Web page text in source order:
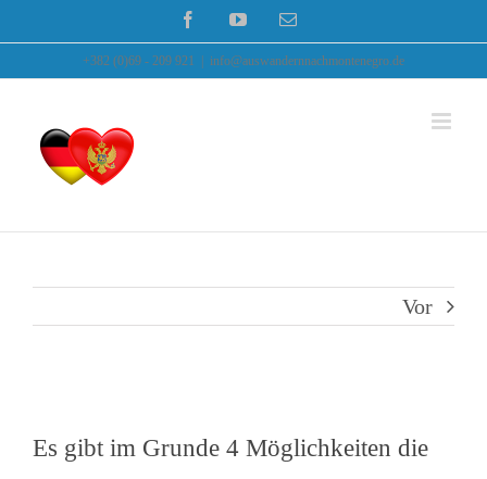
FacebookYouTubeE-
+382 (0)69 - 209 921 info@auswandernnachmontenegro.de
Vor
Es gibt im Grunde 4 Möglichkeiten die